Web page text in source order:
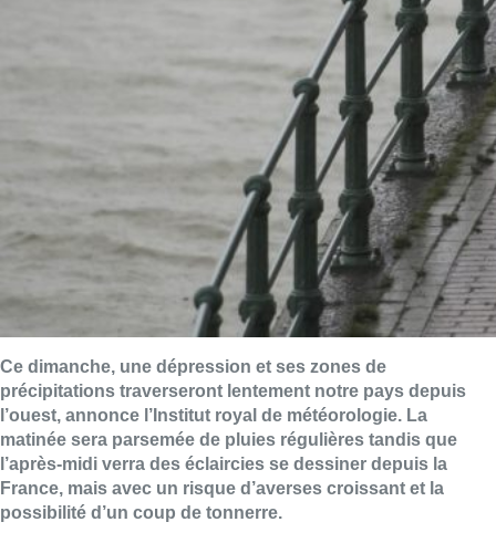
Ce dimanche, une dépression et ses zones de
précipitations traverseront lentement notre pays depuis
l’ouest, annonce l’Institut royal de météorologie. La
matinée sera parsemée de pluies régulières tandis que
l’après-midi verra des éclaircies se dessiner depuis la
France, mais avec un risque d’averses croissant et la
possibilité d’un coup de tonnerre.